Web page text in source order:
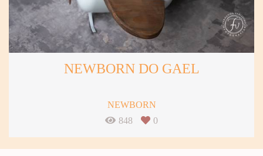
NEWBORN DO GAEL
NEWBORN
848
0